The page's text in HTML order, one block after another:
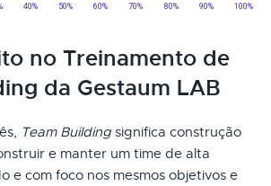
no Treinamento de
da Gestaum LAB
Team Building significa construção
e manter um time de alta
e com foco nos mesmos objetivos e